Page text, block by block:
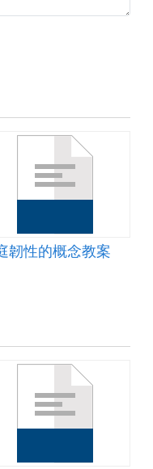
韌性的概念教案